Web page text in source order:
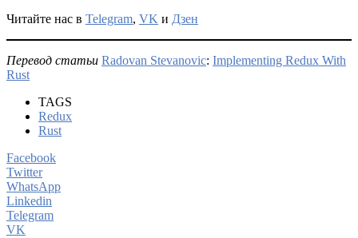
Читайте нас в Telegram, VK и Дзен
Перевод статьи Radovan Stevanovic: Implementing Redux With
Rust
TAGS
Redux
Rust
Facebook
Twitter
WhatsApp
Linkedin
Telegram
VK